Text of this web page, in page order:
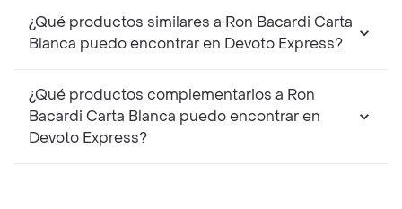
¿Qué productos similares a Ron Bacardi Carta
Blanca puedo encontrar en Devoto Express?
¿Qué productos complementarios a Ron
Bacardi Carta Blanca puedo encontrar en
Devoto Express?